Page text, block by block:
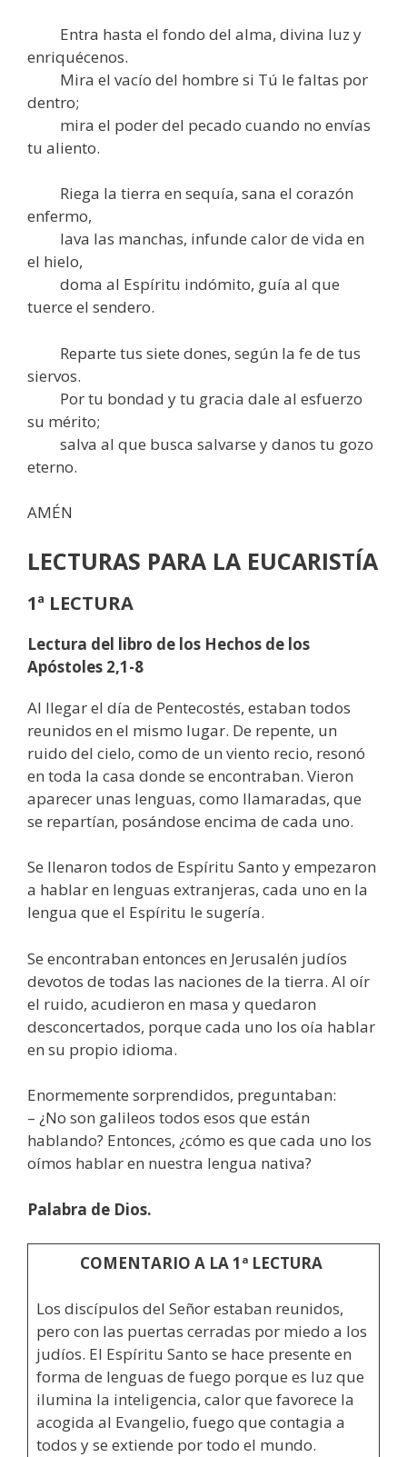
Entra hasta el fondo del alma, divina luz y
enriquécenos.
Mira el vacío del hombre si Tú le faltas por
dentro;
mira el poder del pecado cuando no envías
tu aliento.
Riega la tierra en sequía, sana el corazón
enfermo,
lava las manchas, infunde calor de vida en
el hielo,
doma al Espíritu indómito, guía al que
tuerce el sendero.
Reparte tus siete dones, según la fe de tus
siervos.
Por tu bondad y tu gracia dale al esfuerzo
su mérito;
salva al que busca salvarse y danos tu gozo
eterno.
AMÉN
LECTURAS PARA LA EUCARISTÍA
1ª LECTURA
Lectura del libro de los Hechos de los
Apóstoles 2,1-8
Al llegar el día de Pentecostés, estaban todos
reunidos en el mismo lugar. De repente, un
ruido del cielo, como de un viento recio, resonó
en toda la casa donde se encontraban. Vieron
aparecer unas lenguas, como llamaradas, que
se repartían, posándose encima de cada uno.
Se llenaron todos de Espíritu Santo y empezaron
a hablar en lenguas extranjeras, cada uno en la
lengua que el Espíritu le sugería.
Se encontraban entonces en Jerusalén judíos
devotos de todas las naciones de la tierra. Al oír
el ruido, acudieron en masa y quedaron
desconcertados, porque cada uno los oía hablar
en su propio idioma.
Enormemente sorprendidos, preguntaban:
– ¿No son galileos todos esos que están
hablando? Entonces, ¿cómo es que cada uno los
oímos hablar en nuestra lengua nativa?
Palabra de Dios.
COMENTARIO A LA 1ª LECTURA
Los discípulos del Señor estaban reunidos,
pero con las puertas cerradas por miedo a los
judíos. El Espíritu Santo se hace presente en
forma de lenguas de fuego porque es luz que
ilumina la inteligencia, calor que favorece la
acogida al Evangelio, fuego que contagia a
todos y se extiende por todo el mundo.